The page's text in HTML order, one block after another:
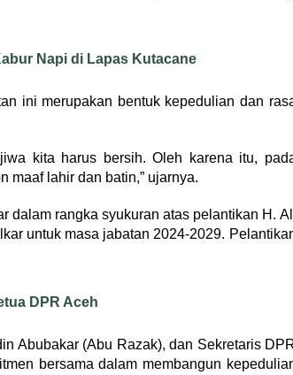
Napi di Lapas Kutacane
ini merupakan bentuk kepedulian dan
kita harus bersih. Oleh karena itu,
maaf lahir dan batin,” ujarnya.
dalam rangka syukuran atas pelantikan H.
untuk masa jabatan 2024-2029.
DPR Aceh
Abubakar (Abu Razak), dan Sekretaris
bersama dalam membangun